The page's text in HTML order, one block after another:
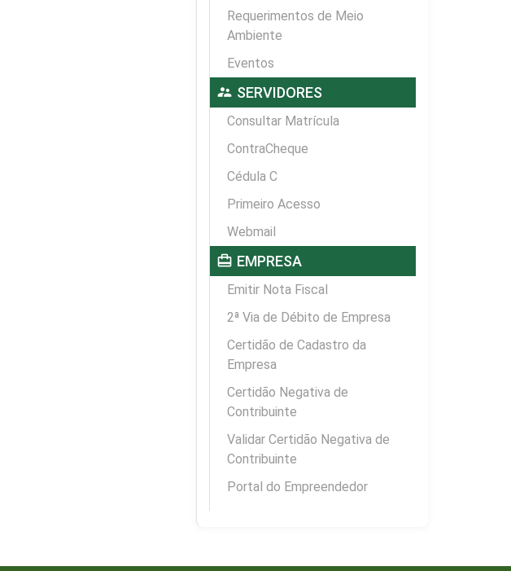
Requerimentos de Meio
Ambiente
Eventos
supervisor_account SERVIDORES
Consultar Matrícula
ContraCheque
Cédula C
Primeiro Acesso
Webmail
card_travel EMPRESA
Emitir Nota Fiscal
2ª Via de Débito de Empresa
Certidão de Cadastro da
Empresa
Certidão Negativa de
Contribuinte
Validar Certidão Negativa de
Contribuinte
Portal do Empreendedor